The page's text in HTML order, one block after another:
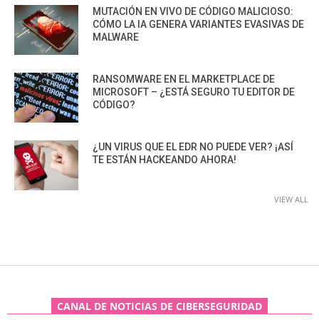
MUTACIÓN EN VIVO DE CÓDIGO MALICIOSO:
CÓMO LA IA GENERA VARIANTES EVASIVAS DE
MALWARE
RANSOMWARE EN EL MARKETPLACE DE
MICROSOFT – ¿ESTÁ SEGURO TU EDITOR DE
CÓDIGO?
¿UN VIRUS QUE EL EDR NO PUEDE VER? ¡ASÍ
TE ESTÁN HACKEANDO AHORA!
VIEW ALL
CANAL DE NOTICIAS DE CIBERSEGURIDAD